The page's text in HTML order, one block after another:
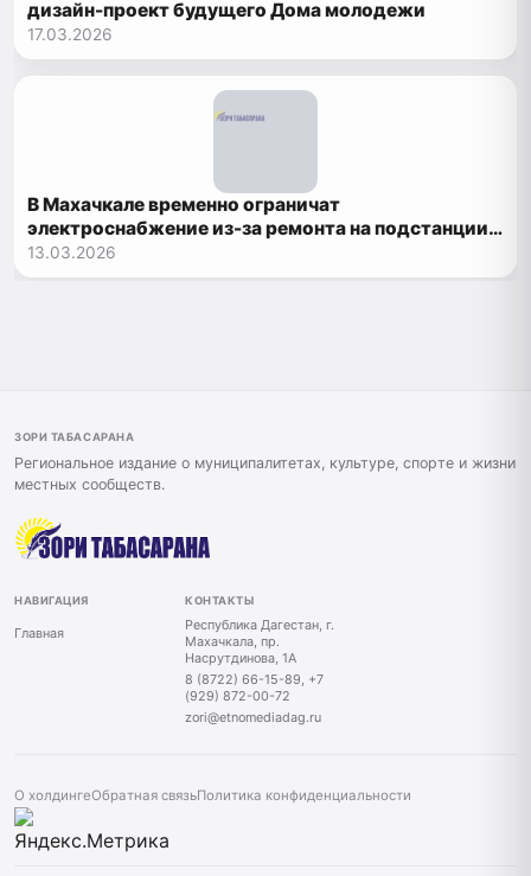
дизайн-проект будущего Дома молодежи
17.03.2026
В Махачкале временно ограничат
электроснабжение из-за ремонта на подстанции
«Компас»
13.03.2026
ЗОРИ ТАБАСАРАНА
Региональное издание о муниципалитетах, культуре, спорте и жизни
местных сообществ.
НАВИГАЦИЯ
Главная
КОНТАКТЫ
Республика Дагестан, г.
Махачкала, пр.
Насрутдинова, 1А
8 (8722) 66-15-89, +7
(929) 872-00-72
zori@etnomediadag.ru
О холдингеОбратная связьПолитика конфиденциальности